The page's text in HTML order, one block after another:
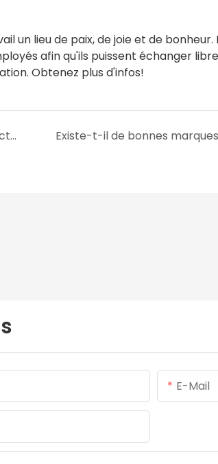
un lieu de paix, de joie et de bonheur.
afin qu'ils puissent échanger
Obtenez plus d'infos!
Quelles normes sont suivies lors de la production de films rétractables en PVC ?
E-Mail